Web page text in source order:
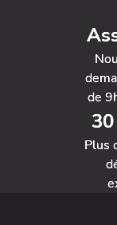
de
Plus